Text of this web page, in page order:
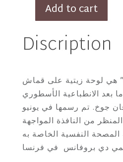
النجوم
فان
جوخ
|
The
Starry
Night
Add to cart
Discription
هي لوحة زيتية على قماش
بعد الانطباعية الأسطوري
جوخ. تم رسمها في يونيو
المنظر من النافذة المواجهة
النفسية الخاصة به